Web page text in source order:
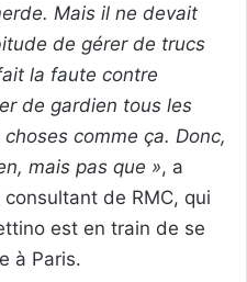
Mais il ne devait
de gérer de trucs
la faute contre
de gardien tous les
comme ça. Donc,
mais pas que », a
consultant de RMC, qui
est en train de se
à Paris.